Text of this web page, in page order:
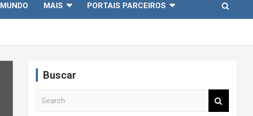
MUNDO MAIS PORTAIS PARCEIROS
Buscar